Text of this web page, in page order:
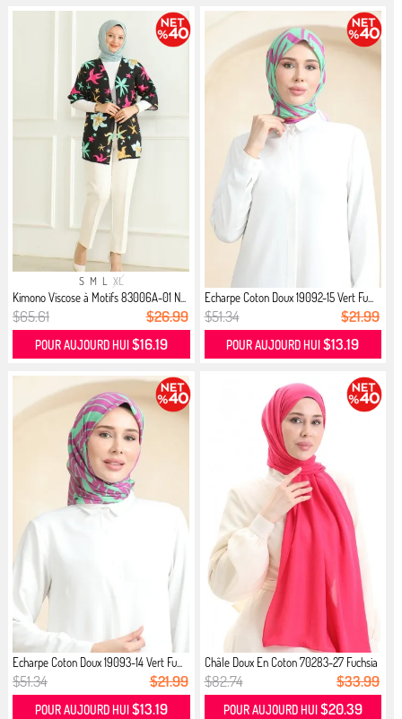
S M L XL
Kimono Viscose à Motifs 83006A-01 N...
$65.61 $26.99
POUR AUJOURD HUI $16.19
Echarpe Coton Doux 19092-15 Vert Fu...
$51.34 $21.99
POUR AUJOURD HUI$13.19
Echarpe Coton Doux 19093-14 Vert Fu...
$51.34 $21.99
POUR AUJOURD HUI $13.19
Châle Doux En Coton 70283-27 Fuchsia
$82.74 $33.99
POUR AUJOURD HUI $20.39